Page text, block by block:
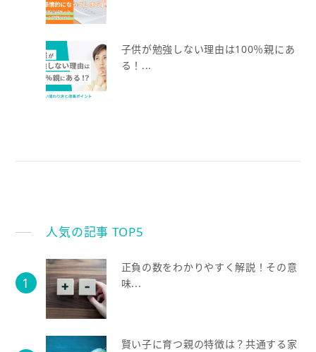
子供が勉強しない理由は100％親にあ
る！...
人気の記事 TOP5
正負の数をわかりやすく解説！その意
味...
賢い子に育つ親の特徴は？共通する家